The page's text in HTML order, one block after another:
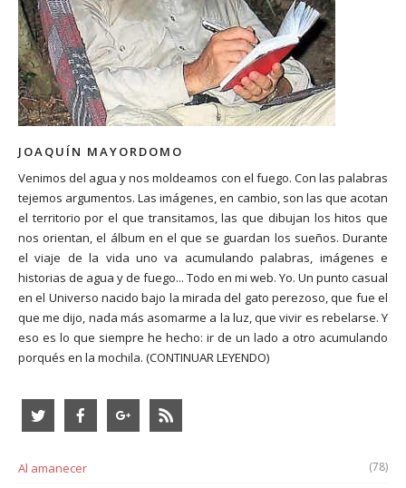
JOAQUÍN MAYORDOMO
Venimos del agua y nos moldeamos con el fuego. Con las palabras
tejemos argumentos. Las imágenes, en cambio, son las que acotan
el territorio por el que transitamos, las que dibujan los hitos que
nos orientan, el álbum en el que se guardan los sueños. Durante
el viaje de la vida uno va acumulando palabras, imágenes e
historias de agua y de fuego... Todo en mi web. Yo. Un punto casual
en el Universo nacido bajo la mirada del gato perezoso, que fue el
que me dijo, nada más asomarme a la luz, que vivir es rebelarse. Y
eso es lo que siempre he hecho: ir de un lado a otro acumulando
porqués en la mochila. (CONTINUAR LEYENDO)
Al amanecer (78)